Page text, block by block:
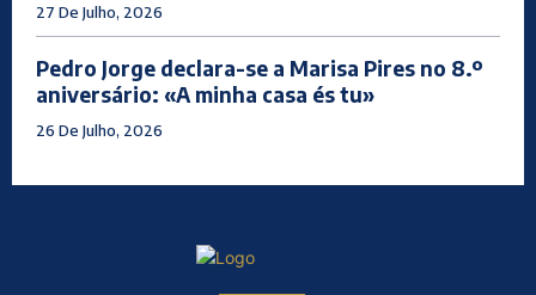
27 De Julho, 2026
Pedro Jorge declara-se a Marisa Pires no 8.º
aniversário: «A minha casa és tu»
26 De Julho, 2026